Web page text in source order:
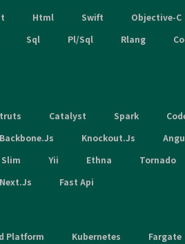
Html Swift Objective-C
Sql Pl/Sql Rlang
Catalyst Spark
Backbone.Js Knockout.Js
Slim Yii Ethna Tornado
Next.Js Fast Api
Platform Kubernetes Fargate